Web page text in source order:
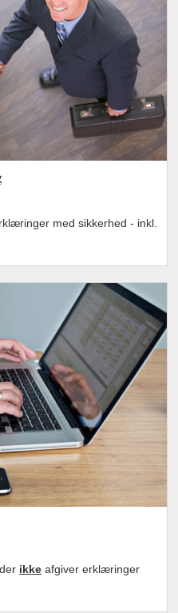
med sikkerhed - inkl.
ikke afgiver erklæringer